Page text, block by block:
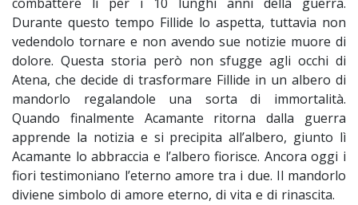
combattere lì per i 10 lunghi anni della guerra.
Durante questo tempo Fillide lo aspetta, tuttavia non
vedendolo tornare e non avendo sue notizie muore di
dolore. Questa storia però non sfugge agli occhi di
Atena, che decide di trasformare Fillide in un albero di
mandorlo regalandole una sorta di immortalità.
Quando finalmente Acamante ritorna dalla guerra
apprende la notizia e si precipita all’albero, giunto lì
Acamante lo abbraccia e l’albero fiorisce. Ancora oggi i
fiori testimoniano l’eterno amore tra i due. Il mandorlo
diviene simbolo di amore eterno, di vita e di rinascita.